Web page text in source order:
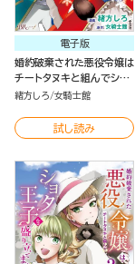
電子版
婚約破棄された悪役令嬢は
チートタヌキと組んでショ
タ王子を盛り立てます！
緒方しろ 女騎士館
試し読み